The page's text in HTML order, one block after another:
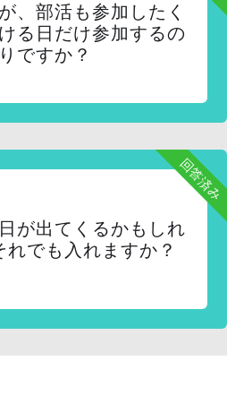
、部活も参加したく
る日だけ参加するの
ですか？
回答済み
が出てくるかもしれ
でも入れますか？